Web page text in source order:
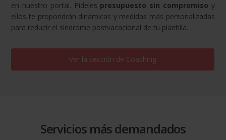
en nuestro portal. Pídeles presupuesto sin compromiso y
ellos te propondrán dinámicas y medidas más personalizadas
para reducir el síndrome postvacacional de tu plantilla.
Ver la sección de Coaching
Servicios más demandados